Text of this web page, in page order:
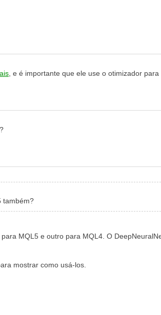
, e é importante que ele use o otimizador para
também?
MQL5 e outro para MQL4. O
mostrar como usá-los.